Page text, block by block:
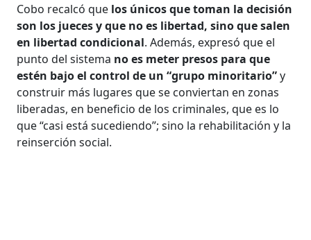
Cobo recalcó que los únicos que toman la decisión
son los jueces y que no es libertad, sino que salen
en libertad condicional. Además, expresó que el
punto del sistema no es meter presos para que
estén bajo el control de un “grupo minoritario”y
construir más lugares que se conviertan en zonas
liberadas, en beneficio de los criminales, que es lo
que “casi está sucediendo”; sino la rehabilitación y la
reinserción social.